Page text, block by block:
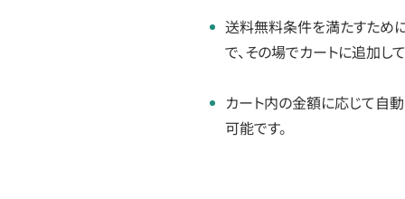
送料無料条件を満たすため
で、その場でカートに追加し
カート内の金額に応じて自
可能です。